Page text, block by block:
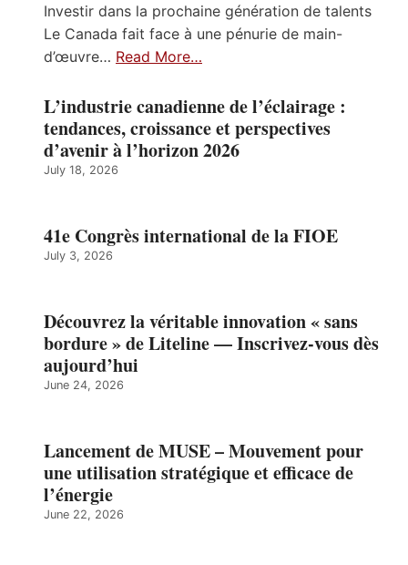
Investir dans la prochaine génération de talents
Le Canada fait face à une pénurie de main-
d’œuvre… Read More…
L’industrie canadienne de l’éclairage :
tendances, croissance et perspectives
d’avenir à l’horizon 2026
July 18, 2026
41e Congrès international de la FIOE
July 3, 2026
Découvrez la véritable innovation « sans
bordure » de Liteline — Inscrivez-vous dès
aujourd’hui
June 24, 2026
Lancement de MUSE – Mouvement pour
une utilisation stratégique et efficace de
l’énergie
June 22, 2026